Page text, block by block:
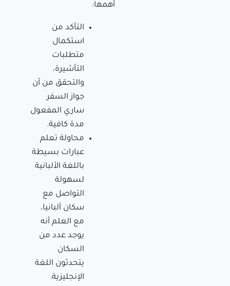
أهمها:
التأكد من
استكمال
متطلبات
التأشيرة،
والتحقق من أن
جواز السفر
ساري المفعول
مدة كافية.
محاولة تعلم
عبارات بسيطة
باللغة الألبانية
لسهولة
التواصل مع
سكان ألبانيا،
مع العلم أنه
يوجد عدد من
السكان
يتحدثون اللغة
الإنجليزية.